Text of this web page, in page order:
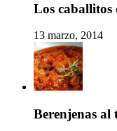
Los caballitos
13 marzo, 2014
Berenjenas al